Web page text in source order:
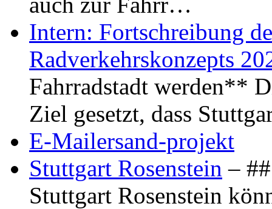
Intern: Fortschreibung
Radverkehrskonzepts
Fahrradstadt werden**
Ziel gesetzt, dass
E-Mailersand-projekt
Stuttgart Rosenstein –
Stuttgart Rosenstein